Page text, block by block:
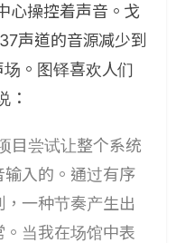
心操控着声音。 戈
声道的音源减少到
。 图铎喜欢人们
：
目尝试让整个系统
入的。通过有序
一种节奏产生出
当我在场馆中表